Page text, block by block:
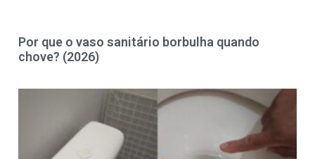
Por que o vaso sanitário borbulha quando
chove? (2026)